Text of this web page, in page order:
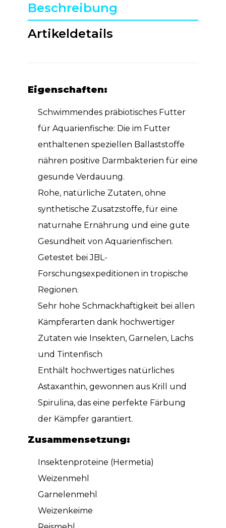
Beschreibung
Artikeldetails
Eigenschaften:
Schwimmendes präbiotisches Futter
für Aquarienfische: Die im Futter
enthaltenen speziellen Ballaststoffe
nähren positive Darmbakterien für eine
gesunde Verdauung.
Rohe, natürliche Zutaten, ohne
synthetische Zusatzstoffe, für eine
naturnahe Ernährung und eine gute
Gesundheit von Aquarienfischen.
Getestet bei JBL-
Forschungsexpeditionen in tropische
Regionen.
Sehr hohe Schmackhaftigkeit bei allen
Kämpferarten dank hochwertiger
Zutaten wie Insekten, Garnelen, Lachs
und Tintenfisch
Enthält hochwertiges natürliches
Astaxanthin, gewonnen aus Krill und
Spirulina, das eine perfekte Färbung
der Kämpfer garantiert.
Zusammensetzung:
Insektenproteine ​​(Hermetia)
Weizenmehl
Garnelenmehl
Weizenkeime